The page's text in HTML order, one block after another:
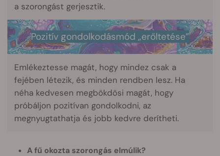
a szorongást gerjesztik.
Pozitív gondolkodásmód „erőltetése”
Emlékeztesse magát, hogy mindez csak a
fejében létezik, és minden rendben lesz. Ha
néha kedvesen megbökdösi magát, hogy
próbáljon pozitívan gondolkodni, az
megnyugtathatja és jobb kedvre derítheti.
A fű okozta szorongás elmúlik?